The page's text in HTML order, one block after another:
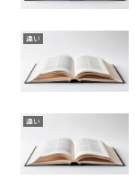
違い
違い